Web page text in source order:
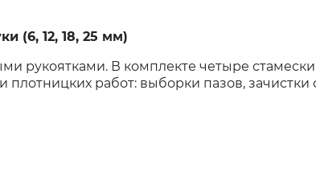
(6, 12, 18, 25 мм)
рукоятками. В комплекте четыре
работ: выборки пазов, зачистки